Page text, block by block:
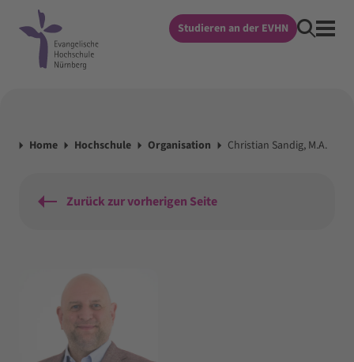
Studieren an der EVHN
Home Hochschule Organisation Christian Sandig, M.A.
Zurück zur vorherigen Seite